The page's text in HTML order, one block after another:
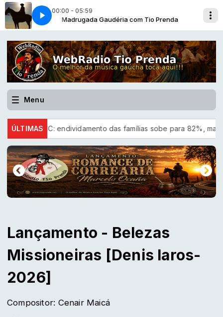
00:00 - 05:59
Madrugada Gaudéria com Tio Prenda
Herança [Dario Scmidt-2026]
Menu
ÚLTIMAS
CNC: endividamento das famílias sobe para 82%, mas
Lançamento - Belezas
Missioneiras [Denis Iaros-
2026]
Compositor: Cenair Maicá